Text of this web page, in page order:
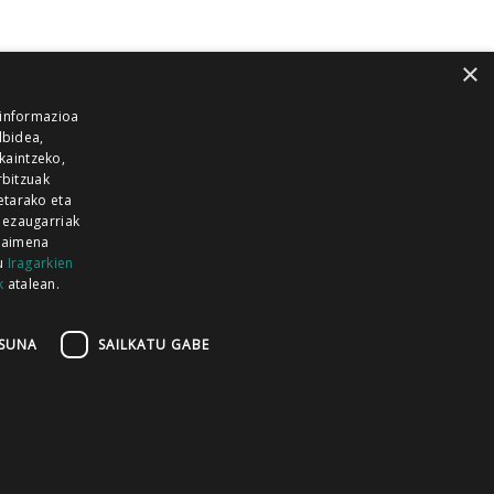
GUKA
GUKA
ZUMAIA GUKA
×
eta
Iragarkien
atalean.
SAILKATU GABE